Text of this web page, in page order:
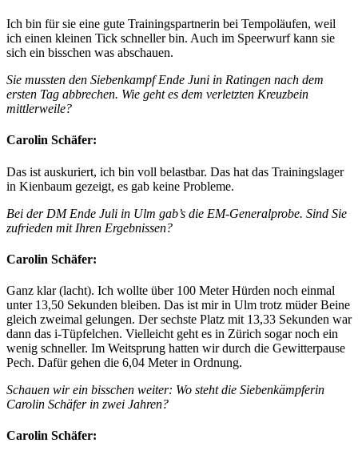
Ich bin für sie eine gute Trainingspartnerin bei Tempoläufen, weil
ich einen kleinen Tick schneller bin. Auch im Speerwurf kann sie
sich ein bisschen was abschauen.
Sie mussten den Siebenkampf Ende Juni in Ratingen nach dem
ersten Tag abbrechen. Wie geht es dem verletzten Kreuzbein
mittlerweile?
Carolin Schäfer:
Das ist auskuriert, ich bin voll belastbar. Das hat das Trainingslager
in Kienbaum gezeigt, es gab keine Probleme.
Bei der DM Ende Juli in Ulm gab’s die EM-Generalprobe. Sind Sie
zufrieden mit Ihren Ergebnissen?
Carolin Schäfer:
Ganz klar (lacht). Ich wollte über 100 Meter Hürden noch einmal
unter 13,50 Sekunden bleiben. Das ist mir in Ulm trotz müder Beine
gleich zweimal gelungen. Der sechste Platz mit 13,33 Sekunden war
dann das i-Tüpfelchen. Vielleicht geht es in Zürich sogar noch ein
wenig schneller. Im Weitsprung hatten wir durch die Gewitterpause
Pech. Dafür gehen die 6,04 Meter in Ordnung.
Schauen wir ein bisschen weiter: Wo steht die Siebenkämpferin
Carolin Schäfer in zwei Jahren?
Carolin Schäfer: